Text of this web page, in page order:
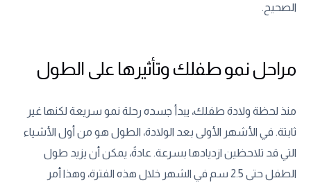
الصحيح.
مراحل نمو طفلك وتأثيرها على الطول
منذ لحظة ولادة طفلك، يبدأ جسده رحلة نمو سريعة لكنها غير
ثابتة. في الأشهر الأولى بعد الولادة، الطول هو من أول الأشياء
التي قد تلاحظين ازديادها بسرعة. عادةً، يمكن أن يزيد طول
الطفل حتى 2.5 سم في الشهر خلال هذه الفترة، وهذا أمر